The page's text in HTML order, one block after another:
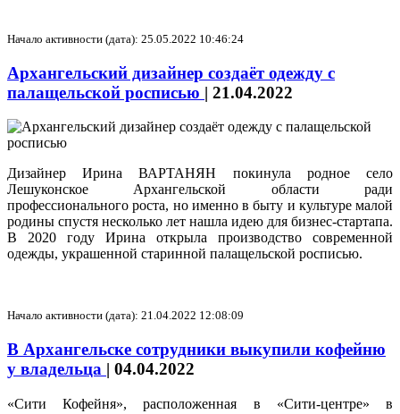
Начало активности (дата): 25.05.2022 10:46:24
Архангельский дизайнер создаёт одежду с
палащельской росписью | 21.04.2022
Дизайнер Ирина ВАРТАНЯН покинула родное село
Лешуконское Архангельской области ради
профессионального роста, но именно в быту и культуре малой
родины спустя несколько лет нашла идею для бизнес-стартапа.
В 2020 году Ирина открыла производство современной
одежды, украшенной старинной палащельской росписью.
Начало активности (дата): 21.04.2022 12:08:09
В Архангельске сотрудники выкупили кофейню
у владельца | 04.04.2022
«Сити Кофейня», расположенная в «Сити-центре» в